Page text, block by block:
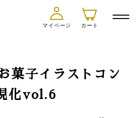
マイページ カート
菓子イラストコン
化vol.6